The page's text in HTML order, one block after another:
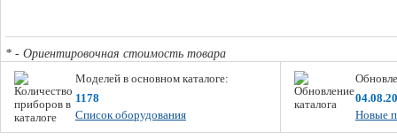
* - Ориентировочная стоимость товара
Моделей в основном каталоге:
1178
Список оборудования
Новые